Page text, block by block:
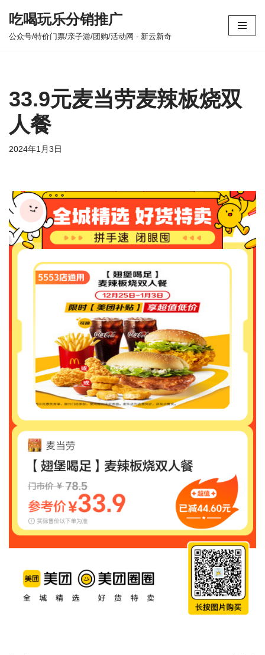
跳
吃喝玩乐分销推广
公众号/特价门票/亲子游/团购/活动网 - 新云新奇
33.9元麦当劳麦辣板烧双
人餐
2024年1月3日